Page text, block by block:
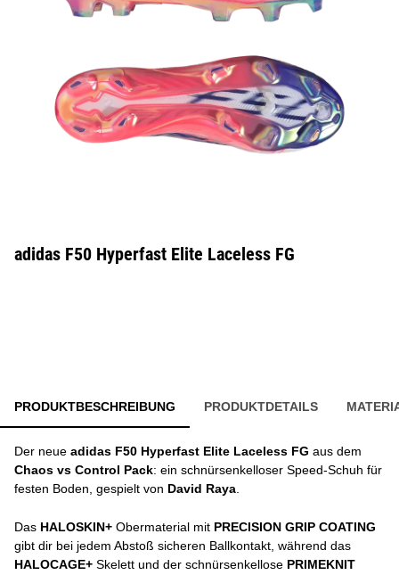
adidas F50 Hyperfast Elite Laceless FG
PRODUKTBESCHREIBUNG PRODUKTDETAILS
Der neue adidas F50 Hyperfast Elite Laceless FG aus dem
Chaos vs Control Pack: ein schnürsenkelloser Speed-Schuh für
festen Boden, gespielt von David Raya
Das HALOSKIN+ Obermaterial mit PRECISION GRIP COATING
gibt dir bei jedem Abstoß sicheren Ballkontakt, während das
HALOCAGE+ Skelett und der schnürsenkellose PRIMEKNIT